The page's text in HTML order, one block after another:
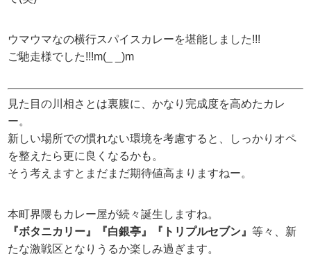
ウマウマなの横行スパイスカレーを堪能しました!!!
ご馳走様でした!!!m(_ _)m
見た目の川相さとは裏腹に、かなり完成度を高めたカレ
ー。
新しい場所での慣れない環境を考慮すると、しっかりオペ
を整えたら更に良くなるかも。
そう考えますとまだまだ期待値高まりますねー。
本町界隈もカレー屋が続々誕生しますね。
『ボタニカリー』『白銀亭』『トリプルセブン』等々、新
たな激戦区となりうるか楽しみ過ぎます。